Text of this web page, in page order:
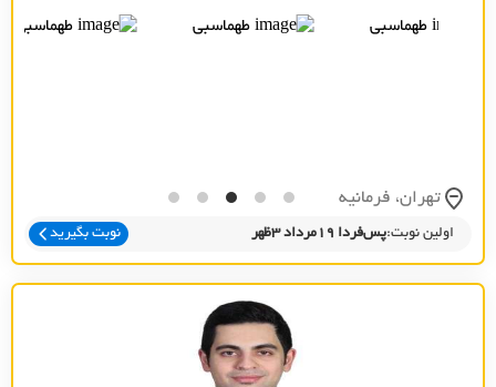
تهران، فرمانيه
اولین نوبت:پس‌فردا 19مرداد 3ظهر نوبت بگیرید